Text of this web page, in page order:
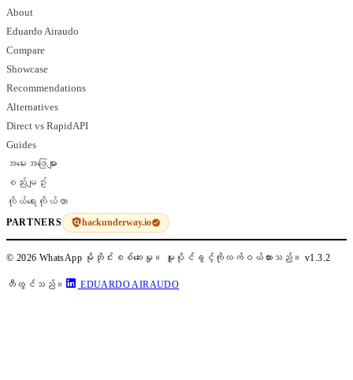
About
Eduardo Airaudo
Compare
Showcase
Recommendations
Alternatives
Direct vs RapidAPI
Guides
အမေးအဖြေများ
စည်းမျဥ်း
ကိုယ်ရေးကိုယ်တာ
PARTNERS hackunderway.io
© 2026 WhatsApp မိုဘိုင်းစစ်ဆေးမှု။ မူပိုင်ခွင့်ကိုလက်ဝယ်ထားသည်။ v1.3.2
တီထွင်သည်။ EDUARDO AIRAUDO